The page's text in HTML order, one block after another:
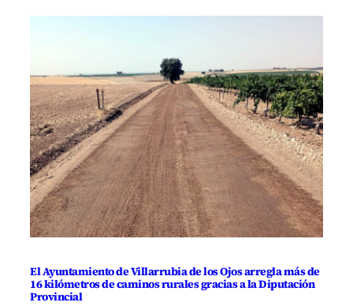
El Ayuntamiento de Villarrubia de los Ojos arregla más de
16 kilómetros de caminos rurales gracias a la Diputación
Provincial